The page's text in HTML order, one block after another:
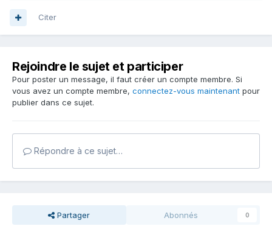
Citer
Rejoindre le sujet et participer
Pour poster un message, il faut créer un compte membre. Si
vous avez un compte membre, connectez-vous maintenant pour
publier dans ce sujet.
Répondre à ce sujet…
Partager Abonnés 0